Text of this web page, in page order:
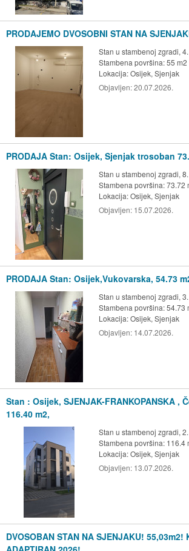
PRODAJEMO DVOSOBNI STAN NA
Stan u stambenoj zgradi,
Stambena površina: 55 m2
Lokacija:Osijek, Sjenjak
Objavljen:20.07.2026.
PRODAJA Stan: Osijek, Sjenjak trosoban
Stan u stambenoj zgradi,
Stambena površina: 73.72
Lokacija:Osijek, Sjenjak
Objavljen: 15.07.2026.
PRODAJA Stan: Osijek,Vukovarska, 54.73
Stan u stambenoj zgradi,
Stambena površina: 54.73
Lokacija:Osijek, Sjenjak
Objavljen: 14.07.2026.
Stan : Osijek, SJENJAK-FRANKOPANSKA ,
116.40 m2,
Stan u stambenoj zgradi,
Stambena površina: 116.4
Lokacija:Osijek, Sjenjak
Objavljen: 13.07.2026.
DVOSOBAN STAN NA SJENJAKU! 55,03m2!